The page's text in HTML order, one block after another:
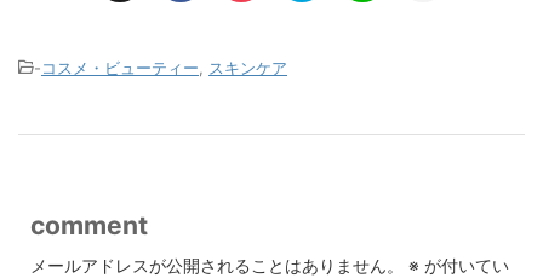
-コスメ・ビューティー スキンケア
comment
メールアドレスが公開されることはありません。 ※ が付いてい